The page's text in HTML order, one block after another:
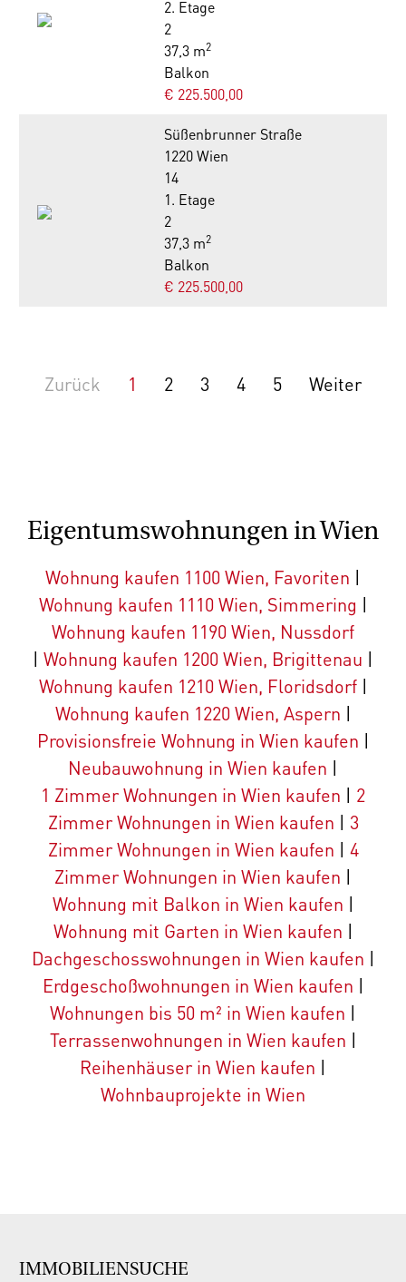
2. Etage
2
37,3 m2
Balkon
€ 225.500,00
Süßenbrunner Straße
1220 Wien
14
1. Etage
2
37,3 m2
Balkon
€ 225.500,00
Zurück 1 2 3 4 5 Weiter
Eigentumswohnungen in Wien
Wohnung kaufen 1100 Wien, Favoriten |
Wohnung kaufen 1110 Wien, Simmering |
Wohnung kaufen 1190 Wien, Nussdorf
| Wohnung kaufen 1200 Wien, Brigittenau |
Wohnung kaufen 1210 Wien, Floridsdorf|
Wohnung kaufen 1220 Wien, Aspern |
Provisionsfreie Wohnung in Wien kaufen |
Neubauwohnung in Wien kaufen |
1 Zimmer Wohnungen in Wien kaufen | 2
Zimmer Wohnungen in Wien kaufen | 3
Zimmer Wohnungen in Wien kaufen | 4
Zimmer Wohnungen in Wien kaufen |
Wohnung mit Balkon in Wien kaufen |
Wohnung mit Garten in Wien kaufen |
Dachgeschosswohnungen in Wien kaufen |
Erdgeschoßwohnungen in Wien kaufen |
Wohnungen bis 50 m² in Wien kaufen |
Terrassenwohnungen in Wien kaufen |
Reihenhäuser in Wien kaufen |
Wohnbauprojekte in Wien
IMMOBILIENSUCHE